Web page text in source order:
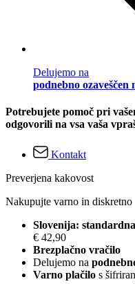
Delujemo na
podnebno ozaveščen
Potrebujete pomoč pri
odgovorili na vsa vaša
Kontakt
Preverjena kakovost
Nakupujte varno in diskretno
Slovenija:
€ 42,90
Brezplačno vračilo
Delujemo na
Varno plačilo s